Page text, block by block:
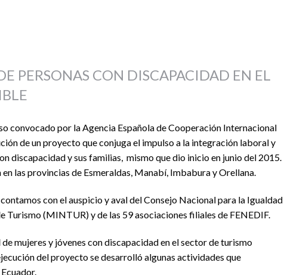
PERSONAS CON DISCAPACIDAD EN EL
convocado por la Agencia Española de Cooperación Internacional
de un proyecto que conjuga el impulso a la integración laboral y
discapacidad y sus familias, mismo que dio inicio en junio del 2015.
las provincias de Esmeraldas, Manabí, Imbabura y Orellana.
con el auspicio y aval del Consejo Nacional para la Igualdad
(MINTUR) y de las 59 asociaciones filiales de FENEDIF.
mujeres y jóvenes con discapacidad en el sector de turismo
del proyecto se desarrolló algunas actividades que